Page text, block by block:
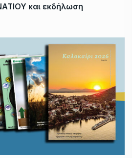
και εκδήλωση